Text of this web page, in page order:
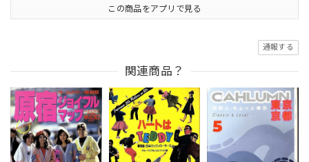
この商品をアプリで見る
通報する
関連商品？